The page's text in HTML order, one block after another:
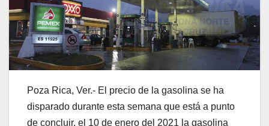
Poza Rica, Ver.- El precio de la gasolina se ha
disparado durante esta semana que está a punto
de concluir, el 10 de enero del 2021 la gasolina